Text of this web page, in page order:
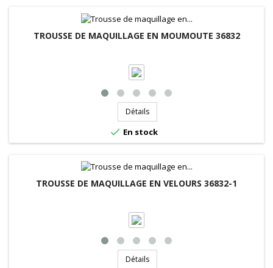
TROUSSE DE MAQUILLAGE EN MOUMOUTE 36832
Détails
 En stock
TROUSSE DE MAQUILLAGE EN VELOURS 36832-1
Détails